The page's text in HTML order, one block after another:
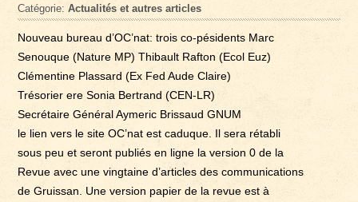
Catégorie:Actualités et autres articles
Nouveau bureau d’OC’nat: trois co-pésidents Marc
Senouque (Nature MP) Thibault Rafton (Ecol Euz)
Clémentine Plassard (Ex Fed Aude Claire)
Trésorier ere Sonia Bertrand (CEN-LR)
Secrétaire Général Aymeric Brissaud GNUM
le lien vers le site OC’nat est caduque. Il sera rétabli
sous peu et seront publiés en ligne la version 0 de la
Revue avec une vingtaine d’articles des communications
de Gruissan. Une version papier de la revue est à